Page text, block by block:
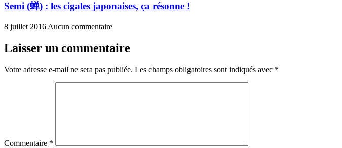
Semi (蝉) : les cigales japonaises, ça résonne !
8 juillet 2016 Aucun commentaire
Laisser un commentaire
Votre adresse e-mail ne sera pas publiée. Les champs obligatoires sont indiqués avec *
Commentaire *